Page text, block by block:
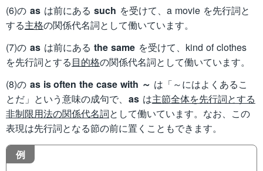
(6)の as は前にある such を受けて、a movie を先行詞と
する主格の関係代名詞として働いています。
(7)の as は前にある the same を受けて、kind of clothes
を先行詞とする目的格の関係代名詞として働いています。
(8)の as is often the case with ～ は「～にはよくあるこ
とだ」という意味の成句で、 as は主節全体を先行詞とする
非制限用法の関係代名詞として働いています。なお、この
表現は先行詞となる節の前に置くこともできます。
例